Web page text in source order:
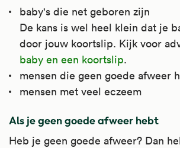
baby's die net geboren zijn
De kans is wel heel klein dat je
door jouw koortslip. Kijk voor
baby en een koortslip.
mensen die geen goede afweer
mensen met veel eczeem
Als je geen goede afweer hebt
Heb je geen goede afweer? Dan